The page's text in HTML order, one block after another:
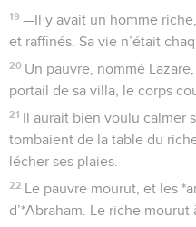
19 —Il y avait un homme
et raffinés. Sa vie n’était
20 Un pauvre, nommé
portail de sa villa, le corps
21 Il aurait bien voulu calmer
tombaient de la table du
lécher ses plaies.
22 Le pauvre mourut, et les
d’*Abraham. Le riche mourut